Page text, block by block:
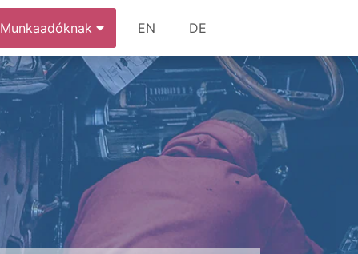
Munkaadóknak EN DE